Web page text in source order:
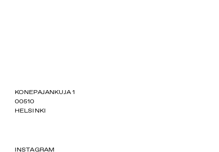
SUOMIAREENA
KONEPAJANKUJA 1
00510
HELSINKI
INSTAGRAM